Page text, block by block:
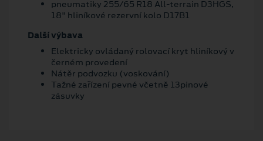
pneumatiky 255/65 R18 All-terrain D3HGS,
18" hliníkové rezervní kolo D17B1
Další výbava
Elektricky ovládaný rolovací kryt hliníkový v
černém provedení
Nátěr podvozku (voskování)
Tažné zařízení pevné včetně 13pinové
zásuvky